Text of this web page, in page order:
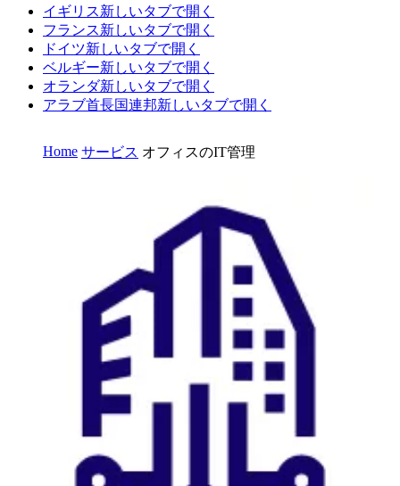
イギリス新しいタブで開く
フランス新しいタブで開く
ドイツ新しいタブで開く
ベルギー新しいタブで開く
オランダ新しいタブで開く
アラブ首長国連邦新しいタブで開く
Home サービス オフィスのIT管理